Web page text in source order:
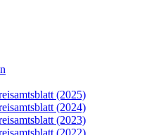
(2025)
(2024)
(2023)
(2022)